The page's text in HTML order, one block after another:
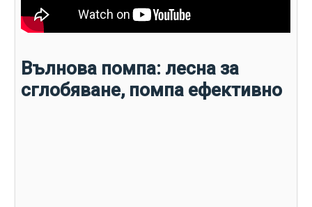
Вълнова помпа: лесна за
сглобяване, помпа ефективно